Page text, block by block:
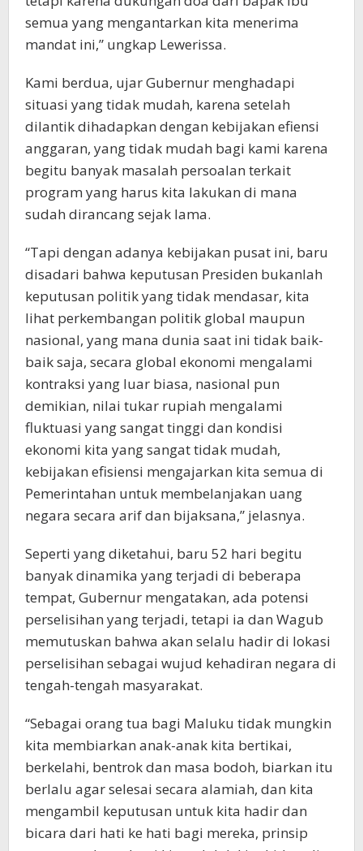
semua yang mengantarkan kita menerima
mandat ini,” ungkap Lewerissa.
Kami berdua, ujar Gubernur menghadapi
situasi yang tidak mudah, karena setelah
dilantik dihadapkan dengan kebijakan efiensi
anggaran, yang tidak mudah bagi kami karena
begitu banyak masalah persoalan terkait
program yang harus kita lakukan di mana
sudah dirancang sejak lama.
“Tapi dengan adanya kebijakan pusat ini, baru
disadari bahwa keputusan Presiden bukanlah
keputusan politik yang tidak mendasar, kita
lihat perkembangan politik global maupun
nasional, yang mana dunia saat ini tidak baik-
baik saja, secara global ekonomi mengalami
kontraksi yang luar biasa, nasional pun
demikian, nilai tukar rupiah mengalami
fluktuasi yang sangat tinggi dan kondisi
ekonomi kita yang sangat tidak mudah,
kebijakan efisiensi mengajarkan kita semua di
Pemerintahan untuk membelanjakan uang
negara secara arif dan bijaksana,” jelasnya.
Seperti yang diketahui, baru 52 hari begitu
banyak dinamika yang terjadi di beberapa
tempat, Gubernur mengatakan, ada potensi
perselisihan yang terjadi, tetapi ia dan Wagub
memutuskan bahwa akan selalu hadir di lokasi
perselisihan sebagai wujud kehadiran negara di
tengah-tengah masyarakat.
“Sebagai orang tua bagi Maluku tidak mungkin
kita membiarkan anak-anak kita bertikai,
berkelahi, bentrok dan masa bodoh, biarkan itu
berlalu agar selesai secara alamiah, dan kita
mengambil keputusan untuk kita hadir dan
bicara dari hati ke hati bagi mereka, prinsip